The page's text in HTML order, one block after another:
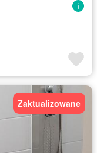
Zaktualizowane